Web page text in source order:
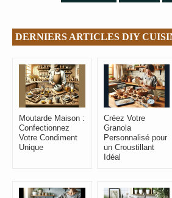
DERNIERS ARTICLES DIY
Moutarde Maison :
Confectionnez
Votre Condiment
Unique
Créez Votre
Granola
Personnalisé pour
un Croustillant
Idéal